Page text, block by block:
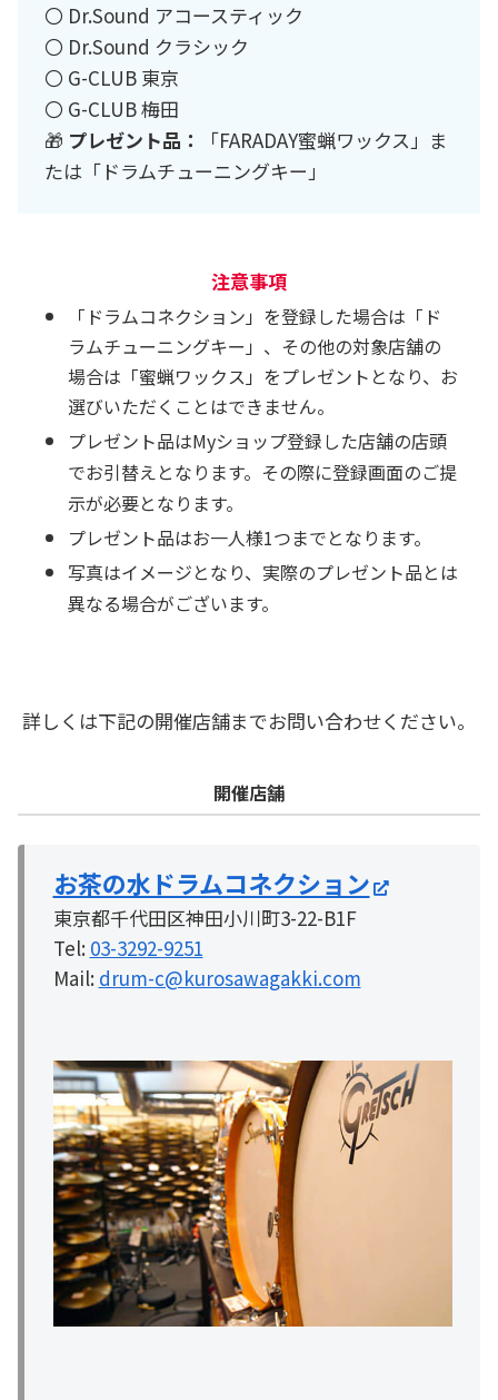
〇 Dr.Sound アコースティック
〇 Dr.Sound クラシック
〇 G-CLUB 東京
〇 G-CLUB 梅田
🎁 プレゼント品：
「FARADAY蜜蝋ワックス」ま
たは「ドラムチューニングキー」
注意事項
「ドラムコネクション」を登録した場合は「ド
ラムチューニングキー」、その他の対象店舗の
場合は「蜜蝋ワックス」をプレゼントとなり、お
選びいただくことはできません。
プレゼント品はMyショップ登録した店舗の店頭
でお引替えとなります。その際に登録画面のご提
示が必要となります。
プレゼント品はお一人様1つまでとなります。
写真はイメージとなり、実際のプレゼント品とは
異なる場合がございます。
詳しくは下記の開催店舗までお問い合わせください。
開催店舗
お茶の水ドラムコネクション
東京都千代田区神田小川町3-22-B1F
Tel: 03-3292-9251
Mail: drum-c@kurosawagakki.com